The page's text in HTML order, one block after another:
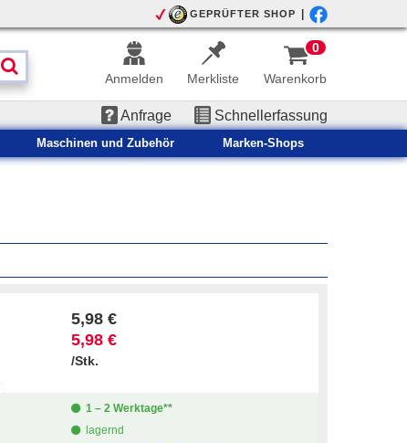
GEPRÜFTER SHOP
Anmelden Merkliste Warenkorb
0
Anfrage Schnellerfassung
Maschinen und Zubehör Marken-Shops
5,98 €
5,98 €
/Stk.
1 – 2 Werktage**
lagernd